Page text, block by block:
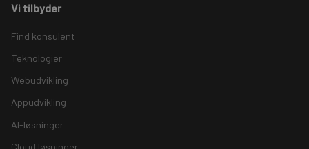
Vi tilbyder
Find konsulent
Teknologier
Webudvikling
Appudvikling
AI-løsninger
Cloud løsninger